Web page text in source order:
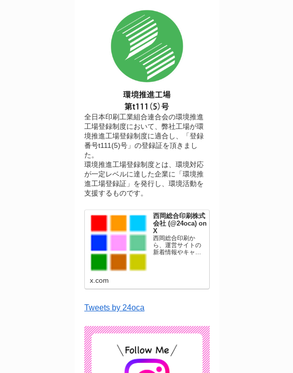
全日本印刷工業組合連合会の環境推進
工場登録制度において、弊社工場が環
境推進工場登録制度に適合し、「登録
番号t111(5)号」の登録証を頂きまし
た。
環境推進工場登録制度とは、環境対応
が一定レベルに達した企業に「環境推
進工場登録証」を発行し、環境活動を
支援するものです。
西岡総合印刷株式
会社 (@24oca) on
X
西岡総合印刷か
ら、運営サイトの
新着情報やキャン
ています。
x.com
Tweets by 24oca